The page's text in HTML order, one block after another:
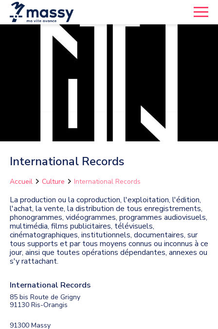
International Records
Accueil Culture International Records
La production ou la coproduction, l'exploitation, l'édition,
l'achat, la vente, la distribution de tous enregistrements,
phonogrammes, vidéogrammes, programmes audiovisuels,
multimédia, films publicitaires, télévisuels,
cinématographiques, institutionnels, documentaires, sur
tous supports et par tous moyens connus ou inconnus à ce
jour, ainsi que toutes opérations dépendantes, annexes ou
s'y rattachant.
International Records
85 bis Route de Grigny
91130 Ris-Orangis
91300 Massy